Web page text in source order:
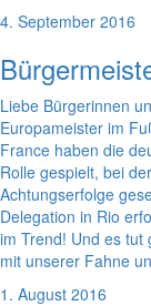
4. September 2016
Liebe Bürgerinnen
Europameister im
France haben die
Rolle gespielt, bei
Achtungserfolge
Delegation in Rio
im Trend! Und es tut
mit unserer Fahne
1. August 2016